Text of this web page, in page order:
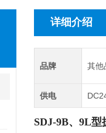
详细介绍
品牌 其他
供电
SDJ-9B、9L型